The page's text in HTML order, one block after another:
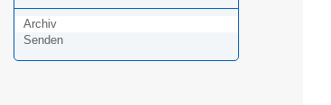
Archiv
Senden